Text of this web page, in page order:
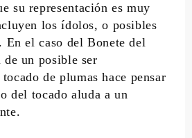
su representación es muy
los ídolos, o posibles
En el caso del Bonete del
un posible ser
de plumas hace pensar
del tocado aluda a un